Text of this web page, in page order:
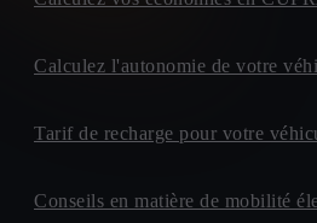
Calculez l'autonomie de votre
Tarif de recharge pour votre
Conseils en matière de mobilité